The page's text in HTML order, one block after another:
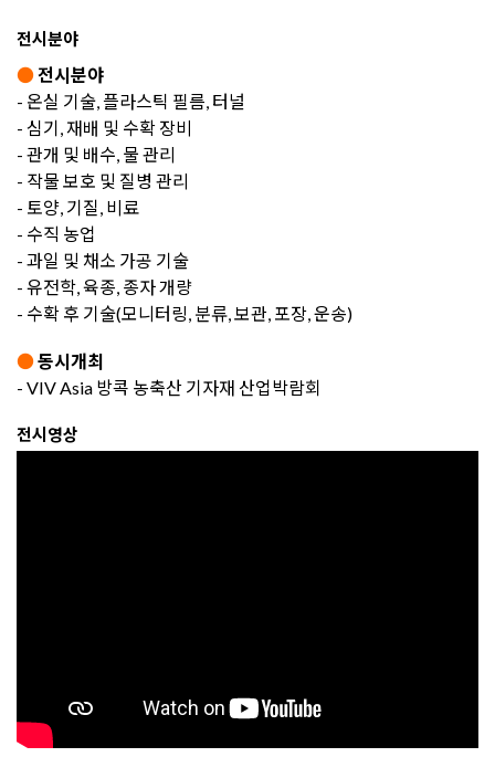
전시분야
●전시분야
- 온실 기술, 플라스틱 필름, 터널
- 심기, 재배 및 수확 장비
- 관개 및 배수, 물 관리
- 작물 보호 및 질병 관리
- 토양, 기질, 비료
- 수직 농업
- 과일 및 채소 가공 기술
- 유전학, 육종, 종자 개량
- 수확 후 기술(모니터링, 분류, 보관, 포장, 운송)
●동시개최
- VIV Asia 방콕 농축산 기자재 산업박람회
전시영상